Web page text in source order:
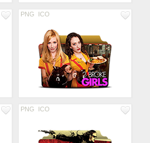
PNG ICO
PNG ICO